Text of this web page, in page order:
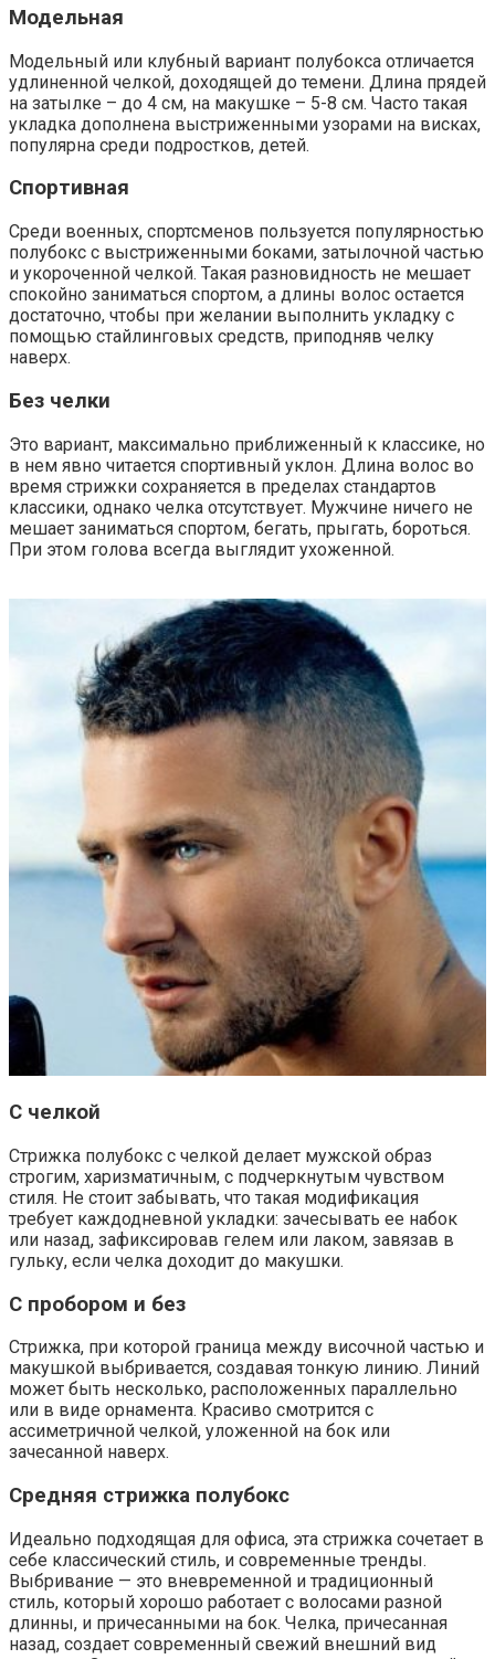
Модельная
Модельный или клубный вариант полубокса отличается
удлиненной челкой, доходящей до темени. Длина прядей
на затылке – до 4 см, на макушке – 5-8 см. Часто такая
укладка дополнена выстриженными узорами на висках,
популярна среди подростков, детей.
Спортивная
Среди военных, спортсменов пользуется популярностью
полубокс с выстриженными боками, затылочной частью
и укороченной челкой. Такая разновидность не мешает
спокойно заниматься спортом, а длины волос остается
достаточно, чтобы при желании выполнить укладку с
помощью стайлинговых средств, приподняв челку
наверх.
Без челки
Это вариант, максимально приближенный к классике, но
в нем явно читается спортивный уклон. Длина волос во
время стрижки сохраняется в пределах стандартов
классики, однако челка отсутствует. Мужчине ничего не
мешает заниматься спортом, бегать, прыгать, бороться.
При этом голова всегда выглядит ухоженной.
С челкой
Стрижка полубокс с челкой делает мужской образ
строгим, харизматичным, с подчеркнутым чувством
стиля. Не стоит забывать, что такая модификация
требует каждодневной укладки: зачесывать ее набок
или назад, зафиксировав гелем или лаком, завязав в
гульку, если челка доходит до макушки.
С пробором и без
Стрижка, при которой граница между височной частью и
макушкой выбривается, создавая тонкую линию. Линий
может быть несколько, расположенных параллельно
или в виде орнамента. Красиво смотрится с
ассиметричной челкой, уложенной на бок или
зачесанной наверх.
Средняя стрижка полубокс
Идеально подходящая для офиса, эта стрижка сочетает в
себе классический стиль, и современные тренды.
Выбривание — это вневременной и традиционный
стиль, который хорошо работает с волосами разной
длинны, и причесанными на бок. Челка, причесанная
назад, создает современный свежий внешний вид